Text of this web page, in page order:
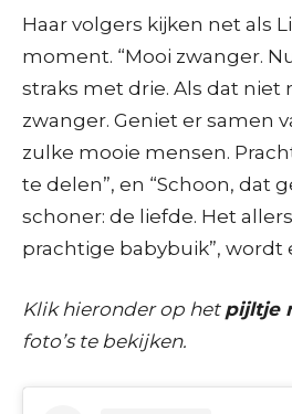
Haar volgers kijken net als
moment. “Mooi zwanger.
straks met drie. Als dat niet
zwanger. Geniet er samen
zulke mooie mensen.
te delen”, en “Schoon, dat
schoner: de liefde. Het
prachtige babybuik”, wordt
Klik hieronder op het pijltje
foto’s te bekijken.